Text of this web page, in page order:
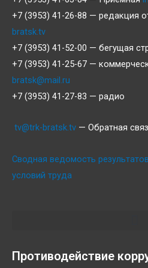
+7 (3953) 41-26-88 — редакция
bratsk.tv
+7 (3953) 41-52-00 — бегущая
+7 (3953) 41-25-67 —
bratsk@mail.ru
+7 (3953) 41-27-83 — радио
tv@trk-bratsk.tv — Обратная
Сводная ведомость
условий труда
Противодействие